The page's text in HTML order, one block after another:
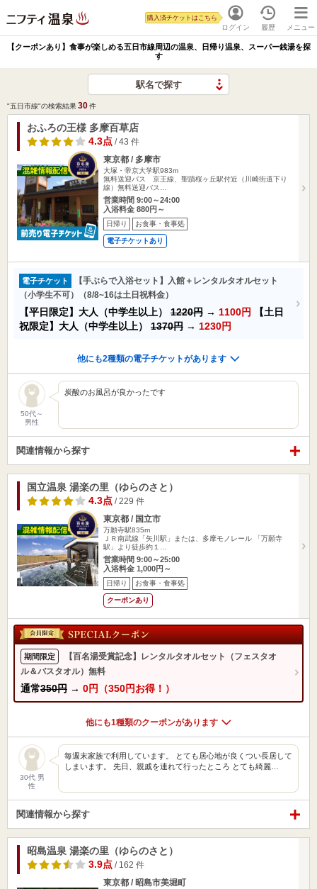
ログイン
購入済チケットはこちら
履歴 メニュー
【クーポンあり】食事が楽しめる五日市線周辺の温泉、日帰り温泉、スーパー銭湯を探
す
駅名で探す
"五日市線"の検索結果30件
おふろの王様 多摩百草店
4.3点 / 43 件
東京都 / 多摩市
大塚・帝京大学駅983m
無料送迎バス 京王線、聖蹟桜ヶ丘駅付近（川崎街道下り
線）無料送迎バス…
営業時間 9:00～24:00
入浴料金 880円～
日帰り お食事・食事処
電子チケットあり
電子チケット
【手ぶらで入浴セット】入館＋レンタルタオルセット
（小学生不可）（8/8~16は土日祝料金）
【平日限定】大人（中学生以上） 1220円 → 1100円
【土日
祝限定】大人（中学生以上） 1370円 → 1230円
他にも2種類の電子チケットがあります
50代～
男性
炭酸のお風呂が良かったです
関連情報から探す
国立温泉 湯楽の里（ゆらのさと）
4.3点 / 229 件
東京都 / 国立市
万願寺駅835m
ＪＲ南武線「矢川駅」または、多摩モノレール 「万願寺
駅」より徒歩約１…
営業時間 9:00～25:00
入浴料金 1,000円～
日帰り お食事・食事処
クーポンあり
期間限定
【百名湯受賞記念】レンタルタオルセット（フェスタオ
ル＆バスタオル）無料
通常350円 → 0円（350円お得！）
他にも1種類のクーポンがあります
30代 男
性
毎週末家族で利用しています。 とても居心地が良くつい長居して
しまいます。 先日、親戚を連れて行ったところ とても綺麗…
関連情報から探す
昭島温泉 湯楽の里（ゆらのさと）
3.9点 / 162 件
東京都 / 昭島市美堀町